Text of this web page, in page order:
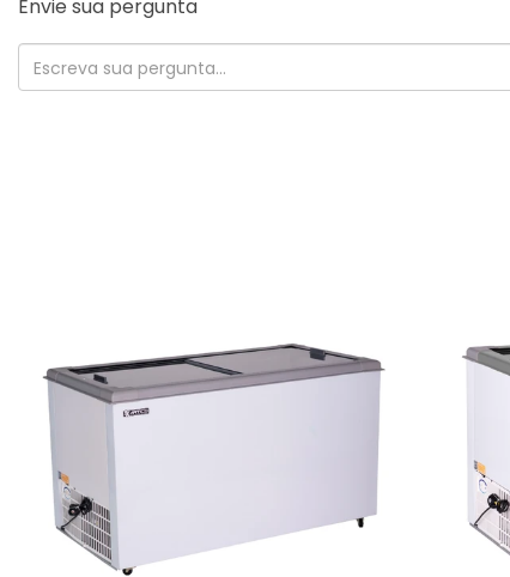
Envie sua pergunta